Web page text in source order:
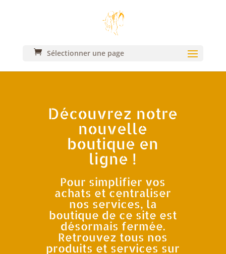
Sélectionner une page
Découvrez notre
nouvelle
boutique en
ligne !
Pour simplifier vos
achats et centraliser
nos services, la
boutique de ce site est
désormais fermée.
Retrouvez tous nos
produits et services sur